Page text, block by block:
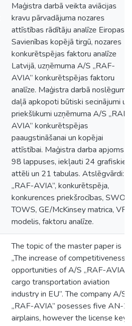
Maģistra darbā veikta aviācijas
kravu pārvadājuma nozares
attīstības rādītāju analīze Eiropas
Savienības kopējā tirgū, nozares
konkurētspējas faktoru analīze
Latvijā, uzņēmuma A/S „RAF-
AVIA” konkurētspējas faktoru
analīze. Maģistra darbā noslēgumā
daļā apkopoti būtiski secinājumi un
priekšlikumi uzņēmuma A/S „RAF-
AVIA” konkurētspējas
paaugstināšanai un kopējai
attīstībai. Maģistra darba apjoms ir
98 lappuses, iekļauti 24 grafiskie
attēli un 21 tabulas. Atslēgvārdi:
„RAF-AVIA”, konkurētspēja,
konkurences priekšrocības, SWOT,
TOWS, GE/McKinsey matrica,
modelis, faktoru analīze.
The topic of the master paper is
„The increase of competitiveness
opportunities of A/S „RAF-AVIA”
cargo transportation aviation
industry in EU”. The company A/S
„RAF-AVIA” posesses five AN-
airplains, however the license key